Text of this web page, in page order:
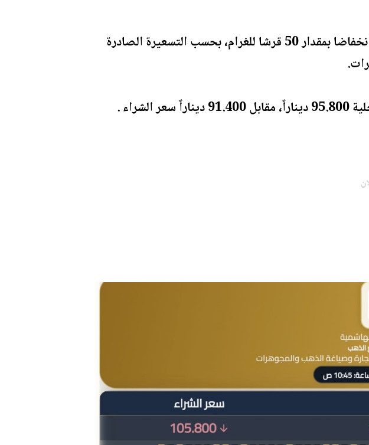
سجّلت أسعار الذهب في الأردن، اليوم السبت، انخفاضا بمقدار 50 قرشا للغرام، بحسب التسعيرة الصادرة